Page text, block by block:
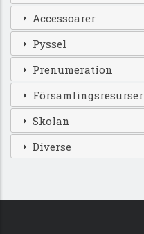
Accessoarer
Pyssel
Prenumeration
Församlingsresurser
Skolan
Diverse